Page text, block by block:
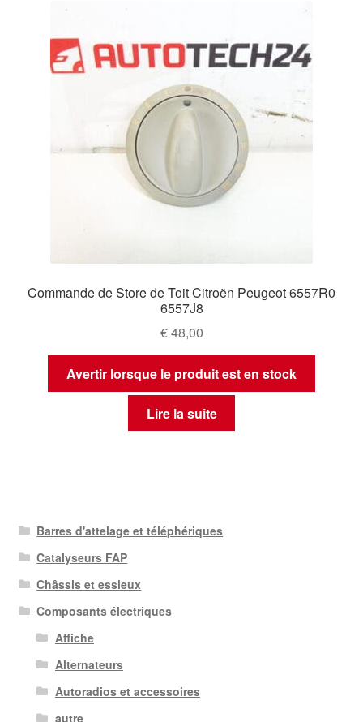
Commande de Store de Toit Citroën Peugeot 6557R0
6557J8
€48,00
Avertir lorsque le produit est en stock
Lire la suite
Barres d'attelage et téléphériques
Catalyseurs FAP
Châssis et essieux
Composants électriques
Affiche
Alternateurs
Autoradios et accessoires
autre